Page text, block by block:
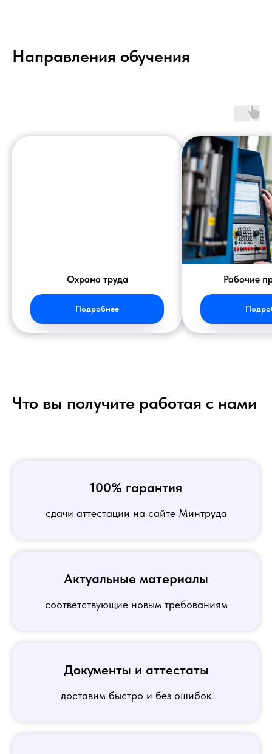
Направления обучения
Охрана труда
Подробнее
Рабочие
Что вы получите работая с нами
100% гарантия
сдачи аттестации на сайте Минтруда
Актуальные материалы
соответствующие новым требованиям
Документы и аттестаты
доставим быстро и без ошибок